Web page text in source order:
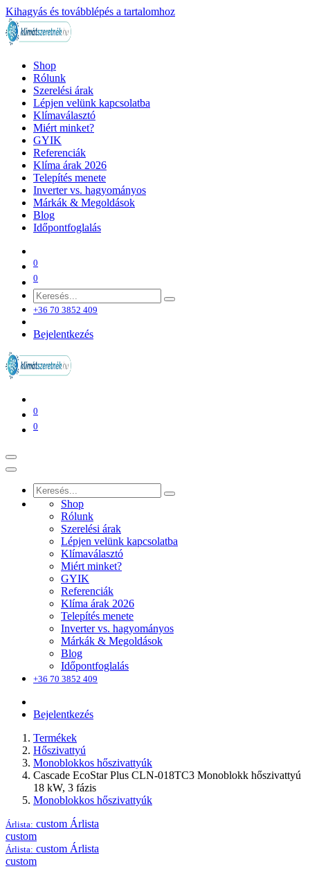
Kihagyás és továbblépés a tartalomhoz
Shop
Rólunk
Szerelési árak
Lépjen velünk kapcsolatba
Klímaválasztó
Miért minket?
GYIK
Referenciák
Klíma árak 2026
Telepítés menete
Inverter vs. hagyományos
Márkák & Megoldások
Blog
Időpontfoglalás
0
0
+36 70 3852 409
Bejelentkezés
0
0
Shop
Rólunk
Szerelési árak
Lépjen velünk kapcsolatba
Klímaválasztó
Miért minket?
GYIK
Referenciák
Klíma árak 2026
Telepítés menete
Inverter vs. hagyományos
Márkák & Megoldások
Blog
Időpontfoglalás
+36 70 3852 409
Bejelentkezés
Termékek
Hőszivattyú
Monoblokkos hőszivattyúk
Cascade EcoStar Plus CLN-018TC3 Monoblokk hőszivattyú
18 kW, 3 fázis
Monoblokkos hőszivattyúk
Árlista: custom Árlista
custom
Árlista: custom Árlista
custom